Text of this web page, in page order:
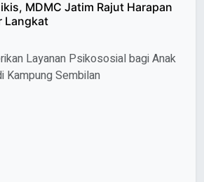
MDMC Jatim Rajut Harapan
Langkat